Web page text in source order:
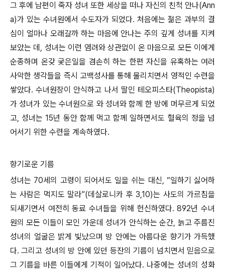
그 후에 남편이 죽자 성녀 또한 세상을 떠나 자신의 친척 안나(Ann
a)가 있는 수녀원에서 수도자가 되었다. 처음에는 젊은 과부의 결
심이 얼마나 오래갈까 하는 마음에 안나는 주의 깊게 성녀를 지켜
보았는 데, 성녀는 이런 염려와 상관없이 온 마음으로 모든 이에게
순종하며 온갖 궂은일을 겸손히 하는 한편 자신을 유혹하는 여러
사악한 생각들을 즉시 고백성사를 통해 물리치면서 영적인 수련을
쌓았다. 수녀원장이 안식하고 나서 딸인 테오피스타(Theopista)
가 성녀가 있는 수녀원으로 와 성녀와 함께 한 방에 머무르게 되었
고, 성녀는 15년 동안 함께 먹고 함께 일하면서도 혈육의 정을 넘
어서기 위한 수련을 계속하였다.
향기로운 기름
성녀는 70세의 고령이 되어서도 일을 쉬는 대신, “일하기 싫어하
는 사람은 먹지도 말라”(데살로니카 후 3,10)는 사도의 가르침을
되새기면서 여전히 동료 수녀들을 위해 헌신하였다. 892년 수녀
원의 모든 이들이 모인 가운데 성녀가 안식하는 순간, 늙고 주름진
성녀의 얼굴은 밝게 빛났으며 방 안에는 아름다운 향기가 가득했
다. 그리고 성녀의 방 안에 있던 등잔의 기름이 넘치면서 믿음으로
그 기름을 바른 이들에게 기적이 일어났다. 나중에는 성녀의 성화